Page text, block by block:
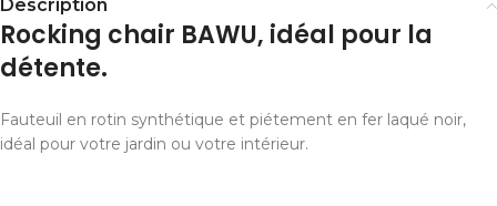
Description
Rocking chair BAWU, idéal pour la
détente.
Fauteuil en rotin synthétique et piétement en fer laqué noir,
idéal pour votre jardin ou votre intérieur.